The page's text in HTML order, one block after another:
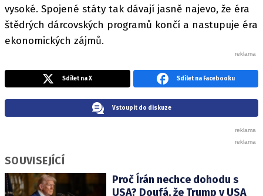
vysoké. Spojené státy tak dávají jasně najevo, že éra
štědrých dárcovských programů končí a nastupuje éra
ekonomických zájmů.
Sdílet na X Sdílet na Facebooku
Vstoupit do diskuze
SOUVISEJÍCÍ
Proč Írán nechce dohodu s
USA? Doufá, že Trump v USA